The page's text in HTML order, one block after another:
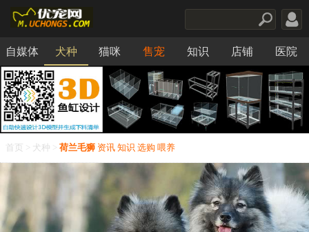
自媒体 犬种 猫咪 售宠 知识 店铺 医院
食品
首页 犬种 荷兰毛狮 资讯 知识 选购 喂养